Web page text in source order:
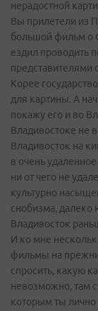
нерадостной
Вы прилетели из
большой фильм о
ездил проводить
представителями
Корее
для картины. А
покажу его и во
Владивостоке не
Владивосток на
в очень
ни от чего не
культурно
снобизма, далеко
Владивосток
И ко мне
фильмы на
спросить, какую
невозможно, там
которым ты